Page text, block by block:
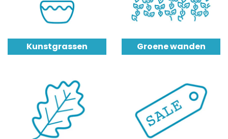
Kunstgrassen Groene wanden